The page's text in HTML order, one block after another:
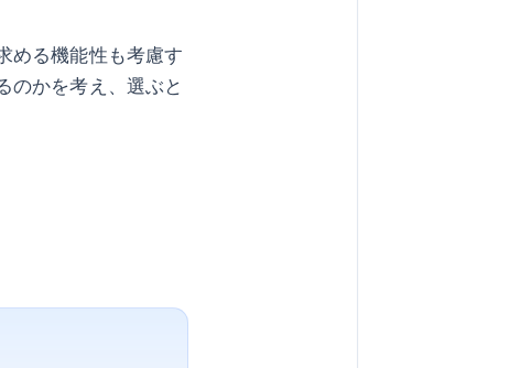
める機能性も考慮す
のかを考え、選ぶと